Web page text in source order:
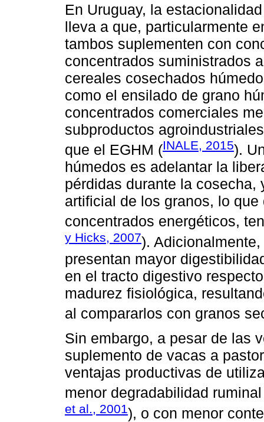
En Uruguay, la
lleva a que, particularmente
tambos suplementen con
concentrados suministrados
cereales cosechados
como el ensilado de grano
concentrados comerciales
subproductos
que el EGHM (INALE, 2015).
húmedos es adelantar la
pérdidas durante la
artificial de los granos, lo
concentrados energéticos,
y Hicks, 2007).
presentan mayor
en el tracto digestivo
madurez fisiológica,
al compararlos con granos
Sin embargo, a pesar de las
suplemento de vacas a
ventajas productivas de
menor degradabilidad
et al., 2001), o con menor